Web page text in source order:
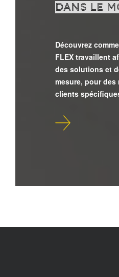
DANS LE
Découvrez
FLEX travaillent
des solutions et
mesure, pour des
clients